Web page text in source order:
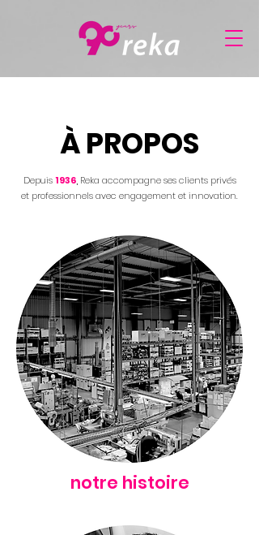
À PROPOS
Depuis1936 Reka accompagne ses clients privés
et professionnels avec engagement et innovation.
notre histoire